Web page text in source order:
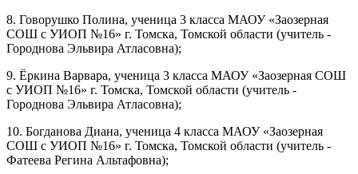
8. Говорушко Полина, ученица 3 класса МАОУ «Заозерная
СОШ с УИОП №16» г. Томска, Томской области (учитель -
Городнова Эльвира Атласовна);
9. Ёркина Варвара, ученица 3 класса МАОУ «Заозерная СОШ
с УИОП №16» г. Томска, Томской области (учитель -
Городнова Эльвира Атласовна);
10. Богданова Диана, ученица 4 класса МАОУ «Заозерная
СОШ с УИОП №16» г. Томска, Томской области (учитель -
Фатеева Регина Альтафовна);